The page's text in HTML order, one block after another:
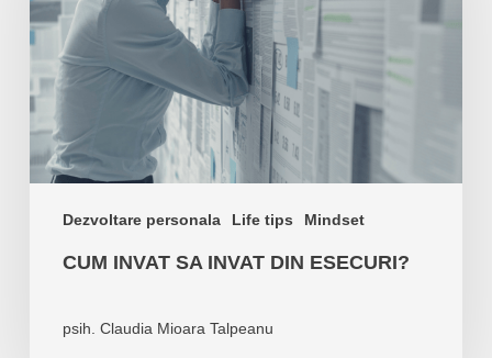
Dezvoltare personala Life tips Mindset
esecuri?
CUM INVAT SA INVAT DIN ESECURI?
psih. Claudia Mioara Talpeanu